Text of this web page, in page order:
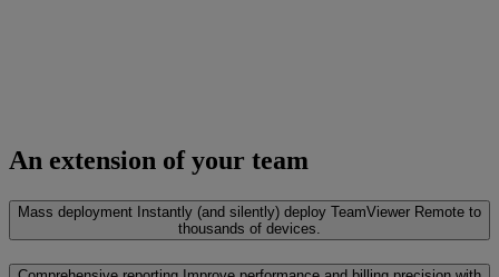
An extension of your team
Mass deployment Instantly (and silently) deploy TeamViewer Remote to
thousands of devices.